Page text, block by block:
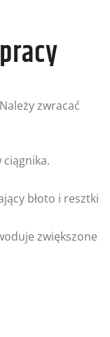
zwracać
błoto i resztki
zwiększone